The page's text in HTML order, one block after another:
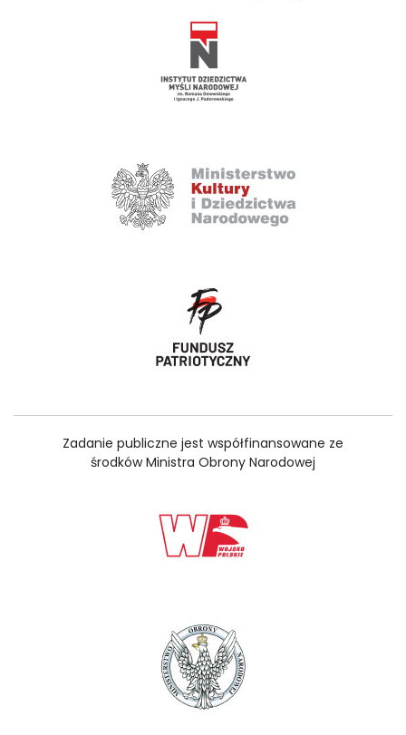
Zadanie publiczne jest współfinansowane ze
środków Ministra Obrony Narodowej